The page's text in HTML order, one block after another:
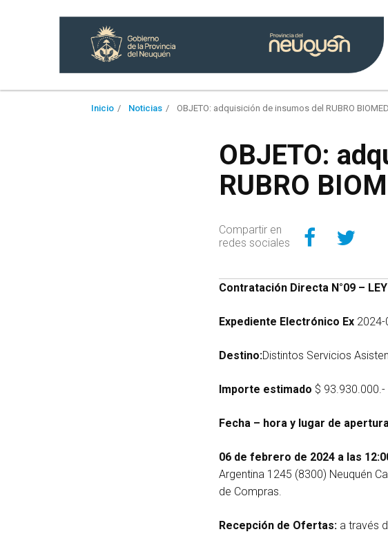
Inicio Noticias OBJETO: adquisición de insumos del RUBRO
OBJETO:
RUBRO
Compartir en
redes sociales
Contratación Directa N°09 – LEY
Expediente Electrónico Ex 2024-
Destino:Distintos Servicios
Importe estimado $ 93.930.000.-
Fecha – hora y lugar de
06 de febrero de 2024 a las
Argentina 1245 (8300) Neuquén
de Compras.
Recepción de Ofertas: a través